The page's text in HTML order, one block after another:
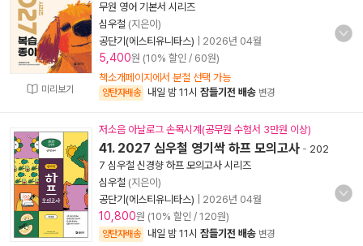
미리보기
무원 영어 기본서 시리즈
심우철 (지은이)
공단기(에스티유니타스)
2026년 04월
5,400원 (10% 할인 / 60원)
책소개페이지에서 분철 선택 가능
양탄자배송 내일 밤 11시 잠들기전 배송 변경
저소음 아날로그 손목시계(공무원 수험서 3만원 이상)
41. 2027 심우철 영기싹 하프 모의고사 - 202
7 심우철 신경향 하프 모의고사 시리즈
심우철 (지은이)
공단기(에스티유니타스)
2026년 04월
10,800원 (10% 할인 / 120원)
양탄자배송 내일 밤 11시 잠들기전 배송 변경